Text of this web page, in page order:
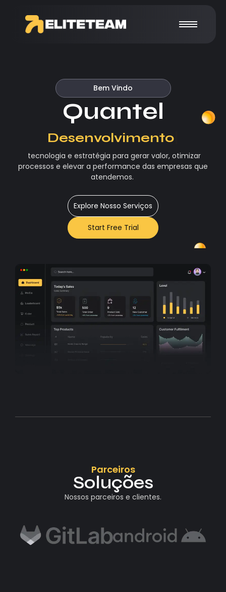
Bem Vindo
Quantel
|
tecnologia e estratégia para gerar valor, otimizar
processos e elevar a performance das empresas que
atendemos.
Explore Nosso Serviços
Start Free Trial
Parceiros
Soluções
Nossos parceiros e clientes.